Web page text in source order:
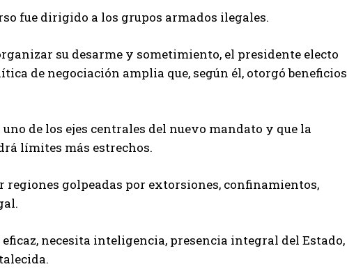
fue dirigido a los grupos armados ilegales.
su desarme y sometimiento, el presidente electo
de negociación amplia que, según él, otorgó beneficios
de los ejes centrales del nuevo mandato y que la
límites más estrechos.
regiones golpeadas por extorsiones, confinamientos,
necesita inteligencia, presencia integral del Estado,